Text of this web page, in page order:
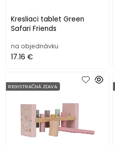
Kresliaci tablet Green
Safari Friends
na objednávku
17.16 €
REGISTRAČNÁ ZĽAVA